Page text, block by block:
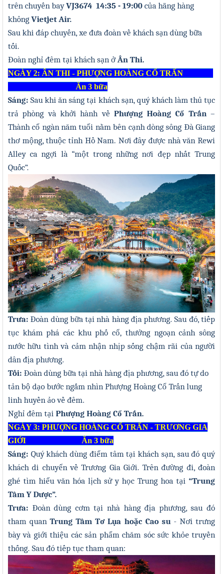
trên chuyến bayVJ3674 14:35 - 19:00 của hãng hàng
không Vietjet Air.
Sau khi đáp chuyến, xe đưa đoàn về khách sạn dùng bữa
tối.
Đoàn nghỉ đêm tại khách sạn ở Ân Thi.
NGÀY 2: ÂN THI - PHƯỢNG HOÀNG CỔ TRẤN
Ăn 3 bữa
Sáng: Sau khi ăn sáng tại khách sạn, quý khách làm thủ tục
trả phòng và khởi hànhvề Phượng Hoàng Cổ Trấn –
Thành cổ ngàn năm tuổi nằm bên cạnh dòng sông Đà Giang
thơ mộng, thuộc tỉnh Hồ Nam. Nơi đây được nhà văn Rewi
Alley ca ngợi là “một trong những nơi đẹp nhất Trung
Quốc”.
Trưa:Đoàn dùng bữa tại nhà hàng địa phương. Sau đó, tiếp
tục khám phá các khu phố cổ, thưởng ngoạn cảnh sông
nước hữu tình và cảm nhận nhịp sống chậm rãi của người
dân địa phương.
Tối: Đoàn dùng bữa tại nhà hàng địa phương, sau đó tự do
tản bộ dạo bước ngắm nhìn Phượng Hoàng Cổ Trấn lung
linh huyền ảo về đêm.
Nghỉ đêm tại Phượng Hoàng Cổ Trấn.
NGÀY 3: PHƯỢNG HOÀNG CỔ TRẤN - TRƯƠNG GIA
GIỚI Ăn 3 bữa
Sáng: Quý khách dùng điểm tâmtại khách sạn, sau đóquý
khách di chuyển về Trương Gia Giới. Trên đường đi, đoàn
ghé tìm hiểu văn hóa lịch sử y học Trung hoa tại “Trung
Tâm Y Dược”.
Trưa: Đoàn dùng cơm tại nhà hàng địa phương, sau đó
tham quan Trung Tâm Tơ Lụa hoặc Cao su- Nơi trưng
bày và giới thiệu các sản phẩm chăm sóc sức khỏe truyền
thống. Sau đó tiếp tục tham quan: